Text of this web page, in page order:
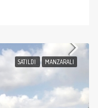
SATILDI MANZARALI